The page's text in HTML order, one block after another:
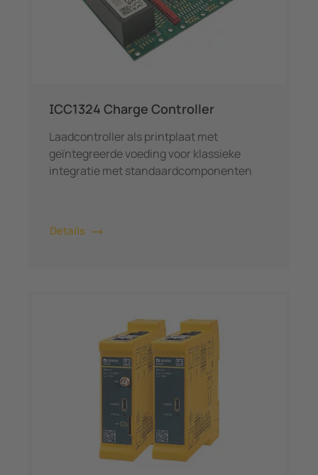
ICC1324 Charge Controller
Laadcontroller als printplaat met
geïntegreerde voeding voor klassieke
integratie met standaardcomponenten
Details